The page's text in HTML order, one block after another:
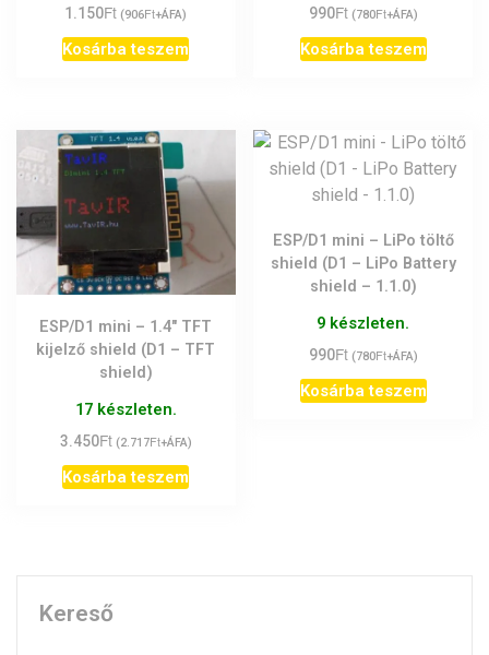
1.150Ft (906Ft+ÁFA)
Kosárba teszem
990Ft (780Ft+ÁFA)
Kosárba teszem
ESP/D1 mini – 1.4″ TFT
kijelző shield (D1 – TFT
shield)
17 készleten.
3.450Ft (2.717Ft+ÁFA)
Kosárba teszem
ESP/D1 mini – LiPo töltő
shield (D1 – LiPo Battery
shield – 1.1.0)
9 készleten.
990Ft (780Ft+ÁFA)
Kosárba teszem
Kereső